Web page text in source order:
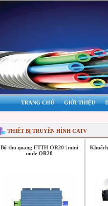
TRANG CHỦ GIỚI THIỆU
THIẾT BỊ TRUYỀN HÌNH CATV
Bộ thu quang FTTH OR20 | mini
node OR20